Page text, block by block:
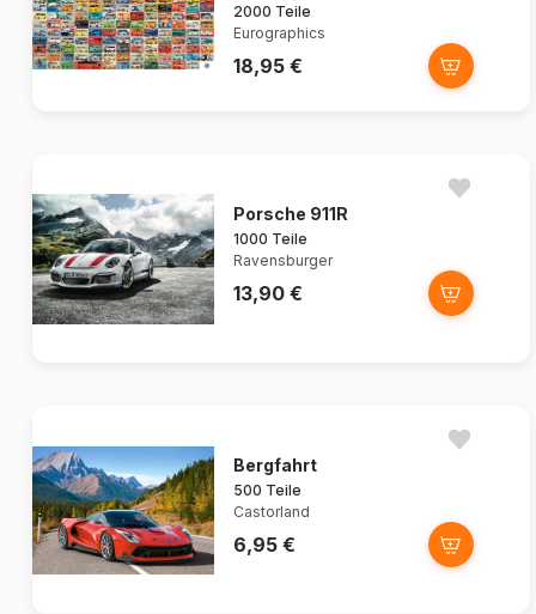
2000 Teile
Eurographics
18,95 €
Porsche 911R
1000 Teile
Ravensburger
13,90 €
Bergfahrt
500 Teile
Castorland
6,95 €